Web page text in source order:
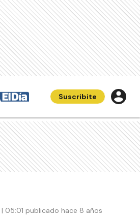
Suscribite
05:01 publicado hace 8 años